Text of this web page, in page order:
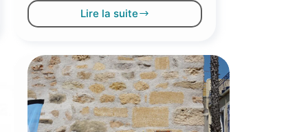
Lire la suite
La
:
un
patrimoine
historique
remis